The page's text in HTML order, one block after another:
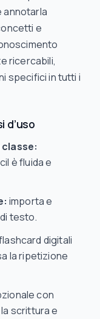
annotarla
e
ricercabili,
specifici in tutti i
d’uso
è fluida e
importa e
testo.
digitali
la ripetizione
con
scrittura e